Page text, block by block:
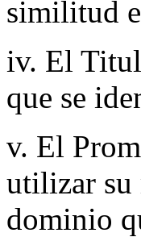
similitud
iv. El
que se
v. El
utilizar su
dominio